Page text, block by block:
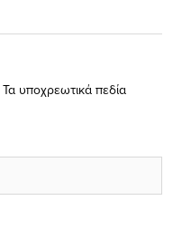
Τα υποχρεωτικά πεδία